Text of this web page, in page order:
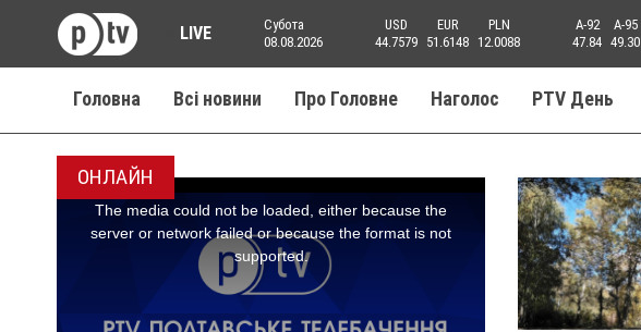
LIVE
Субота
08.08.2026
USD
44.7579
EUR
51.6148
PLN
12.0088
A-92
47.84
A-95
49.30
Головна Всі новини Про Головне Наголос PTV День
ОНЛАЙН